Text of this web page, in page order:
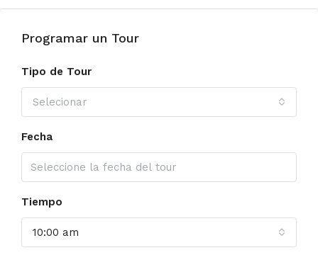
Programar un Tour
Tipo de Tour
Selecionar
Fecha
Tiempo
10:00 am